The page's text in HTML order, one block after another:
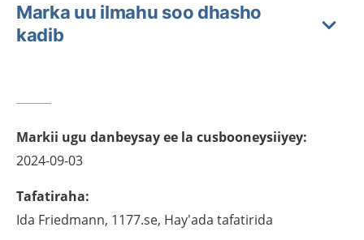
Marka uu ilmahu soo dhasho
kadib
Markii ugu danbeysay ee la cusbooneysiiyey:
2024-09-03
Tafatiraha:
Ida Friedmann, 1177.se, Hay'ada tafatirida